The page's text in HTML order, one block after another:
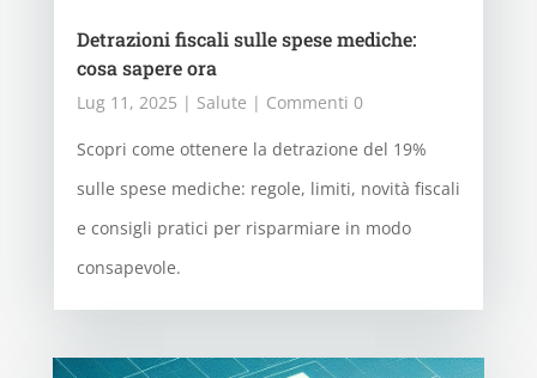
Detrazioni fiscali sulle spese mediche:
cosa sapere ora
Lug 11, 2025 | Salute | Commenti 0
Scopri come ottenere la detrazione del 19%
sulle spese mediche: regole, limiti, novità fiscali
e consigli pratici per risparmiare in modo
consapevole.